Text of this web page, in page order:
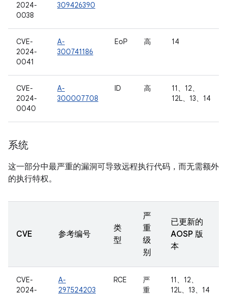
2024-
0038
309426390
CVE-
2024-
0041
A-
300741186
EoP 高 14
CVE-
2024-
0040
A-
300007708
ID 高
11、12、
12L、13、14
系统
这一部分中最严重的漏洞可导致远程执行代码，而无需额外
的执行特权。
CVE 参考编号
类
型
严
重
级
别
已更新的
AOSP 版
本
CVE-
2024-
A-
297524203
RCE
严
重
11、12、
12L、13、14